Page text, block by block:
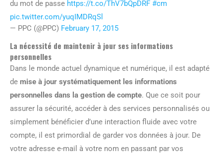
du mot de passe https://t.co/ThV7bQpDRF #cm
pic.twitter.com/yuqIMDRqSl
— PPC (@PPC) February 17, 2015
La nécessité de maintenir à jour ses informations
personnelles
Dans le monde actuel dynamique et numérique, il est adapté
de mise à jour systématiquement les informations
personnelles dans la gestion de compte. Que ce soit pour
assurer la sécurité, accéder à des services personnalisés ou
simplement bénéficier d’une interaction fluide avec votre
compte, il est primordial de garder vos données à jour. De
votre adresse e-mail à votre nom en passant par vos